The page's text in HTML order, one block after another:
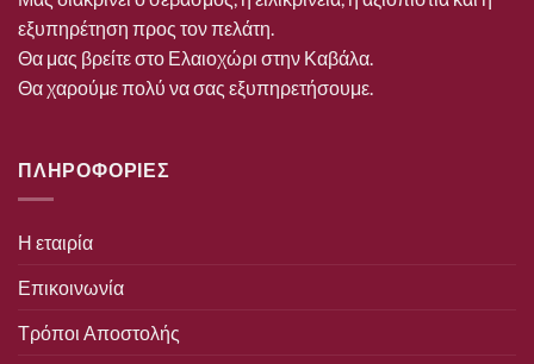
εξυπηρέτηση προς τον πελάτη.
Θα μας βρείτε στο Ελαιοχώρι στην Καβάλα.
Θα χαρούμε πολύ να σας εξυπηρετήσουμε.
ΠΛΗΡΟΦΟΡΙΕΣ
Η εταιρία
Επικοινωνία
Τρόποι Αποστολής